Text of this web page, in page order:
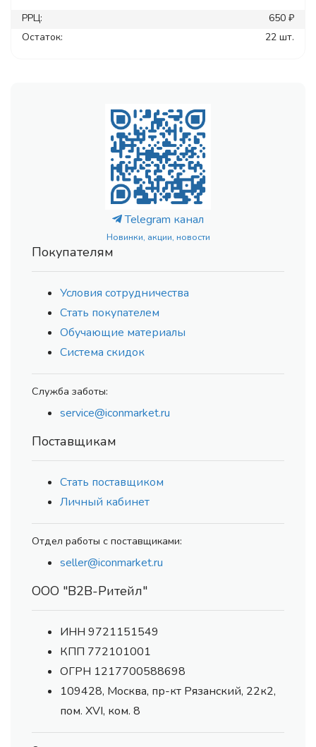
РРЦ:
650 ₽
Остаток:
22 шт.
Telegram канал
Новинки, акции, новости
Покупателям
Условия сотрудничества
Стать покупателем
Обучающие материалы
Система скидок
Служба заботы:
service@iconmarket.ru
Поставщикам
Стать поставщиком
Личный кабинет
Отдел работы с поставщиками:
seller@iconmarket.ru
ООО "В2В-Ритейл"
ИНН 9721151549
КПП 772101001
ОГРН 1217700588698
109428, Москва, пр-кт Рязанский, 22к2,
пом. XVI, ком. 8